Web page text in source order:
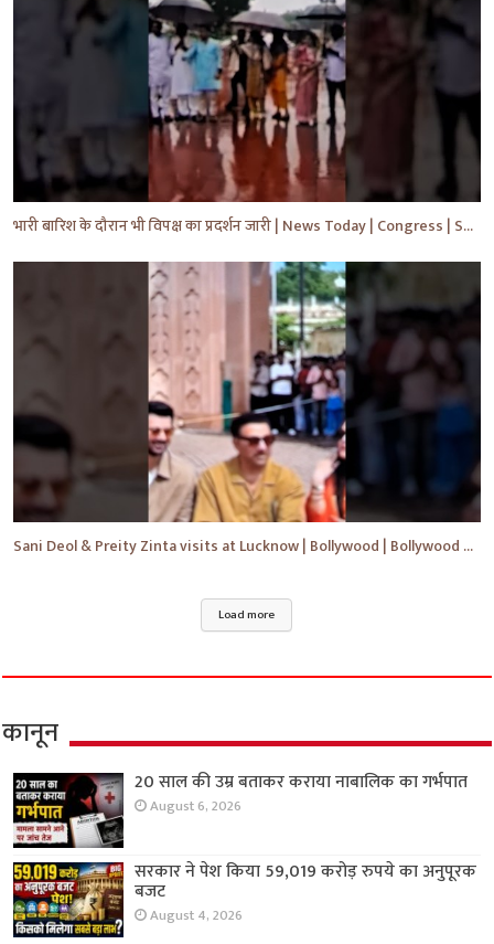
भारी बारिश के दौरान भी विपक्ष का प्रदर्शन जारी | News Today | Congress | Samajwadi | #shorts #yt
Sani Deol & Preity Zinta visits at Lucknow | Bollywood | Bollywood News | #bollywood #shorts #yt
Load more
कानून
20 साल की उम्र बताकर कराया नाबालिक का गर्भपात
August 6, 2026
सरकार ने पेश किया 59,019 करोड़ रुपये का अनुपूरक
बजट
August 4, 2026